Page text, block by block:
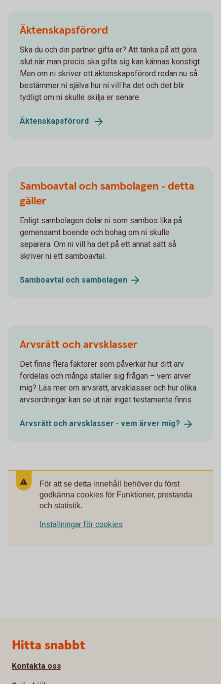
Äktenskapsförord
Ska du och din partner gifta er? Att tänka på att göra
slut när man precis ska gifta sig kan kännas konstigt.
Men om ni skriver ett äktenskapsförord redan nu så
bestämmer ni själva hur ni vill ha det och det blir
tydligt om ni skulle skilja er senare.
Äktenskapsförord
Samboavtal och sambolagen - detta
gäller
Enligt sambolagen delar ni som sambos lika på
gemensamt boende och bohag om ni skulle
separera. Om ni vill ha det på ett annat sätt så
skriver ni ett samboavtal.
Samboavtal och sambolagen
Arvsrätt och arvsklasser
Det finns flera faktorer som påverkar hur ditt arv
fördelas och många ställer sig frågan – vem ärver
mig? Läs mer om arvsrätt, arvsklasser och hur olika
arvsordningar kan se ut när inget testamente finns.
Arvsrätt och arvsklasser - vem ärver mig?
För att se detta innehåll behöver du först
godkänna cookies för Funktioner, prestanda
och statistik.
Inställningar för cookies
Sidfot
Hitta snabbt
Kontakta oss